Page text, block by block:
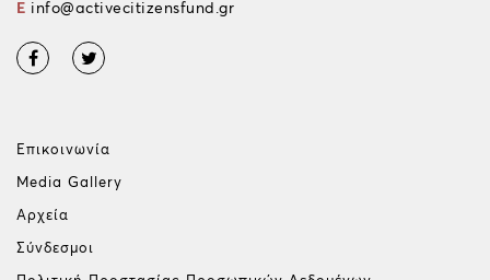
E info@activecitizensfund.gr
Επικοινωνία
Media Gallery
Αρχεία
Σύνδεσμοι